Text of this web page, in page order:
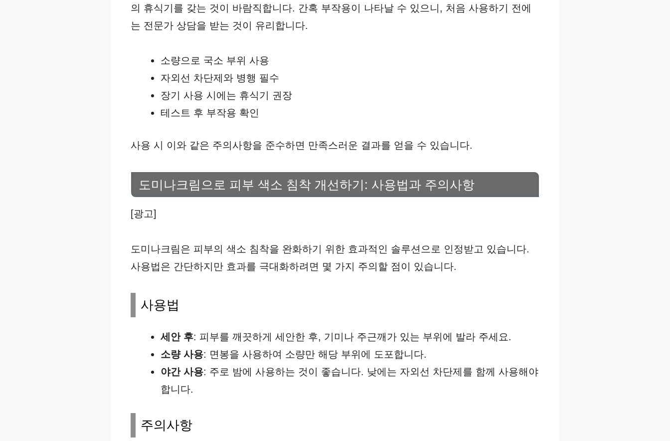
의 휴식기를 갖는 것이 바람직합니다. 간혹 부작용이 나타날 수 있으니, 처음 사용하기 전에
는 전문가 상담을 받는 것이 유리합니다.
소량으로 국소 부위 사용
자외선 차단제와 병행 필수
장기 사용 시에는 휴식기 권장
테스트 후 부작용 확인
사용 시 이와 같은 주의사항을 준수하면 만족스러운 결과를 얻을 수 있습니다.
도미나크림으로 피부 색소 침착 개선하기: 사용법과 주의사항
[광고]
도미나크림은 피부의 색소 침착을 완화하기 위한 효과적인 솔루션으로 인정받고 있습니다.
사용법은 간단하지만 효과를 극대화하려면 몇 가지 주의할 점이 있습니다.
사용법
세안 후: 피부를 깨끗하게 세안한 후, 기미나 주근깨가 있는 부위에 발라 주세요.
소량 사용: 면봉을 사용하여 소량만 해당 부위에 도포합니다.
야간 사용: 주로 밤에 사용하는 것이 좋습니다. 낮에는 자외선 차단제를 함께 사용해야
합니다.
주의사항